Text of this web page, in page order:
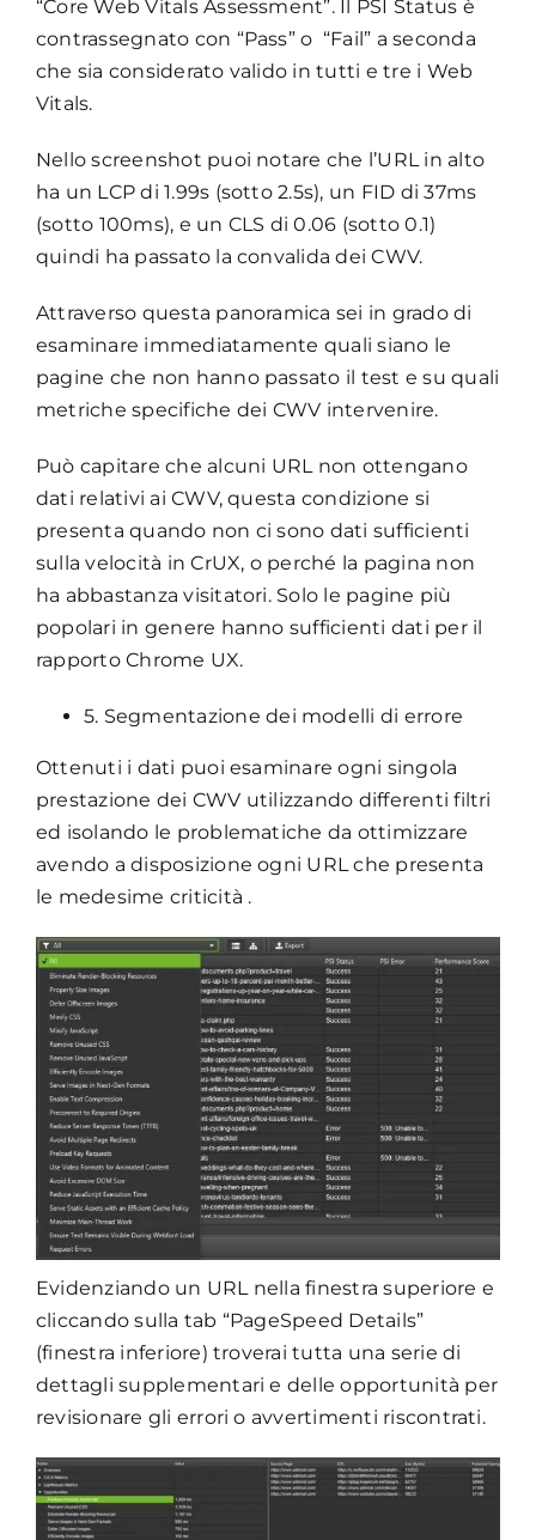
“Core Web Vitals Assessment”. Il PSI Status è
contrassegnato con “Pass” o “Fail” a seconda
che sia considerato valido in tutti e tre i Web
Vitals.
Nello screenshot puoi notare che l’URL in alto
ha un LCP di 1.99s (sotto 2.5s), un FID di 37ms
(sotto 100ms), e un CLS di 0.06 (sotto 0.1)
quindi ha passato la convalida dei CWV.
Attraverso questa panoramica sei in grado di
esaminare immediatamente quali siano le
pagine che non hanno passato il test e su quali
metriche specifiche dei CWV intervenire.
Può capitare che alcuni URL non ottengano
dati relativi ai CWV, questa condizione si
presenta quando non ci sono dati sufficienti
sulla velocità in CrUX, o perché la pagina non
ha abbastanza visitatori. Solo le pagine più
popolari in genere hanno sufficienti dati per il
rapporto Chrome UX.
5. Segmentazione dei modelli di errore
Ottenuti i dati puoi esaminare ogni singola
prestazione dei CWV utilizzando differenti filtri
ed isolando le problematiche da ottimizzare
avendo a disposizione ogni URL che presenta
le medesime criticità .
Evidenziando un URL nella finestra superiore e
cliccando sulla tab “PageSpeed Details”
(finestra inferiore) troverai tutta una serie di
dettagli supplementari e delle opportunità per
revisionare gli errori o avvertimenti riscontrati.